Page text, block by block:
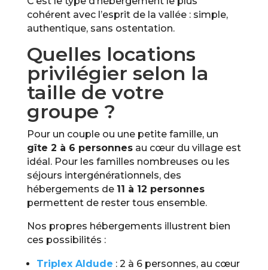
cohérent avec l’esprit de la vallée : simple,
authentique, sans ostentation.
Quelles locations
privilégier selon la
taille de votre
groupe ?
Pour un couple ou une petite famille, un
gîte 2 à 6 personnesau cœur du village est
idéal. Pour les familles nombreuses ou les
séjours intergénérationnels, des
hébergements de 11 à 12 personnes
permettent de rester tous ensemble.
Nos propres hébergements illustrent bien
ces possibilités :
Triplex Aldude : 2 à 6 personnes, au cœur